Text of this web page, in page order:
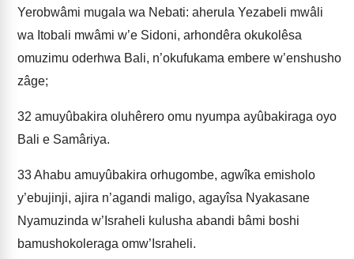
Yerobwâmi mugala wa Nebati: aherula Yezabeli mwâli
wa Itobali mwâmi w’e Sidoni, arhondêra okukolêsa
omuzimu oderhwa Bali, n’okufukama embere w’enshusho
zâge;
32 amuyûbakira oluhêrero omu nyumpa ayûbakiraga oyo
Bali e Samâriya.
33Ahabu amuyûbakira orhugombe, agwîka emisholo
y’ebujinji, ajira n’agandi maligo, agayîsa Nyakasane
Nyamuzinda w’Israheli kulusha abandi bâmi boshi
bamushokoleraga omw’Israheli.